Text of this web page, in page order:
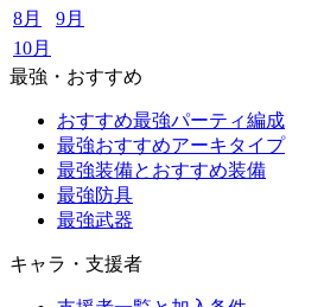
8月
9月
10月
最強・おすすめ
おすすめ最強パーティ編成
最強おすすめアーキタイプ
最強装備とおすすめ装備
最強防具
最強武器
キャラ・支援者